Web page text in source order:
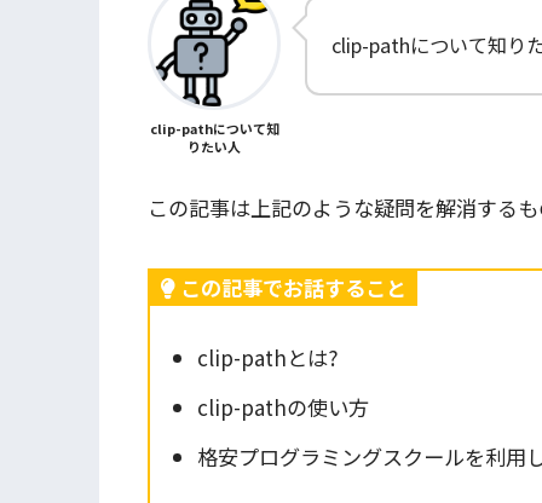
clip-pathについて知
りたい人
clip-pathについて知り
この記事は上記のような疑問を解消する
この記事でお話すること
clip-pathとは?
clip-pathの使い方
格安プログラミングスクールを利用